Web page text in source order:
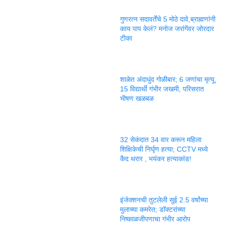
गुणरत्न सदावर्तेंचे 5 मोठे दावे,ब्राह्मणांनी
काय पाप केलं? मनोज जरांगेंवर जोरदार
टीका
शाळेत अंदाधुंद गोळीबार; 6 जणांचा मृत्यू,
15 विद्यार्थी गंभीर जखमी, परिसरात
भीषण खळबळ
32 सेकंदात 34 वार करून महिला
शिक्षिकेची निर्घृण हत्या; CCTV मध्ये
कैद थरार , भयंकर हत्याकांड!
इंजेक्शनची तुटलेली सुई 2.5 वर्षांच्या
मुलाच्या कमरेत; डॉक्टरांच्या
निष्काळजीपणाचा गंभीर आरोप